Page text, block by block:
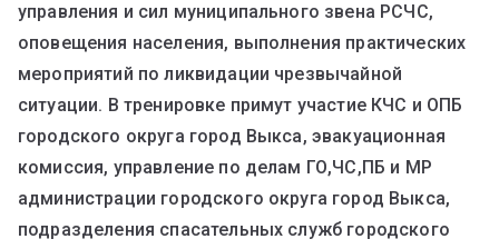
управления и сил муниципального звена РСЧС,
оповещения населения, выполнения практических
мероприятий по ликвидации чрезвычайной
ситуации. В тренировке примут участие КЧС и ОПБ
городского округа город Выкса, эвакуационная
комиссия, управление по делам ГО,ЧС,ПБ и МР
администрации городского округа город Выкса,
подразделения спасательных служб городского